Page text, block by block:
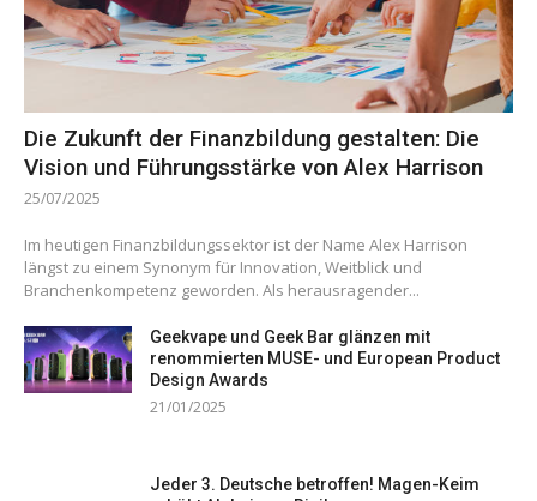
Die Zukunft der Finanzbildung gestalten: Die
Vision und Führungsstärke von Alex Harrison
25/07/2025
Im heutigen Finanzbildungssektor ist der Name Alex Harrison
längst zu einem Synonym für Innovation, Weitblick und
Branchenkompetenz geworden. Als herausragender...
Geekvape und Geek Bar glänzen mit
renommierten MUSE- und European Product
Design Awards
21/01/2025
Jeder 3. Deutsche betroffen! Magen-Keim